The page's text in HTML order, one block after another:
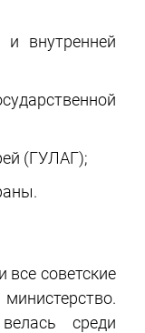
и внутренней
(ГУЛАГ);
все советские
среди